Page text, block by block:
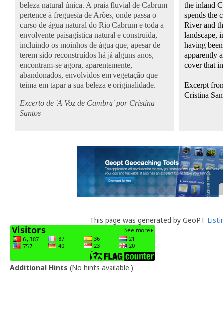
beleza natural única. A praia fluvial de Cabrum
pertence à freguesia de Arões, onde passa o
curso de água natural do Rio Cabrum e toda a
envolvente paisagística natural e construída,
incluindo os moinhos de água que, apesar de
terem sido reconstruídos há já alguns anos,
encontram-se agora, aparentemente,
abandonados, envolvidos em vegetação que
teima em tapar a sua beleza e originalidade.
Excerto de 'A Voz de Cambra' por Cristina
Santos
the inland
spends the
River and
landscape,
having been
apparently
cover that
Excerpt
Cristina
This page was generated by GeoPT
Additional Hints (No hints available.)